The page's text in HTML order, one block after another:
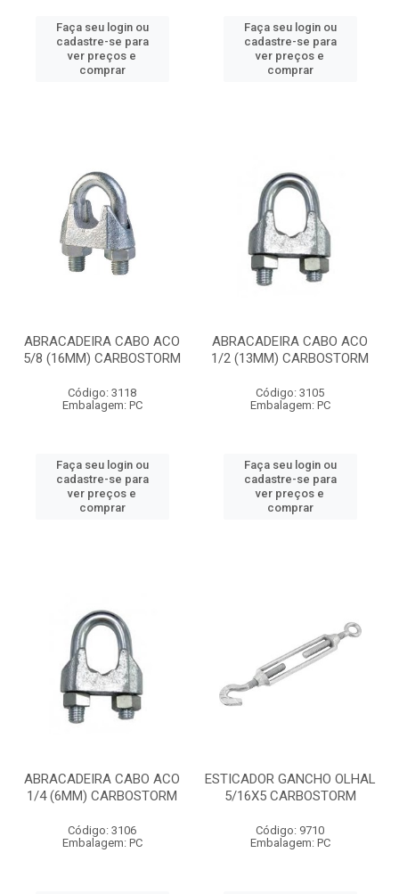
Faça seu login ou
cadastre-se para
ver preços e
comprar
Faça seu login ou
cadastre-se para
ver preços e
comprar
ABRACADEIRA CABO ACO
5/8 (16MM) CARBOSTORM
Código: 3118
Embalagem: PC
Faça seu login ou
cadastre-se para
ver preços e
comprar
ABRACADEIRA CABO ACO
1/2 (13MM) CARBOSTORM
Código: 3105
Embalagem: PC
Faça seu login ou
cadastre-se para
ver preços e
comprar
ABRACADEIRA CABO ACO
1/4 (6MM) CARBOSTORM
Código: 3106
Embalagem: PC
ESTICADOR GANCHO OLHAL
5/16X5 CARBOSTORM
Código: 9710
Embalagem: PC